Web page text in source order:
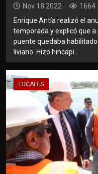
Nov 18 2022 1664
Enrique Antía realizó el
temporada y explicó que
puente quedaba
liviano. Hizo hincapi...
LOCALES